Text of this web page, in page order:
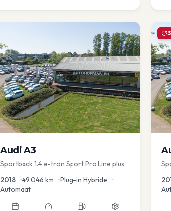
Audi A3
Sportback 1.4 e-tron Sport Pro Line plus
2018 •49.046 km •Plug-in Hybride •
Automaat